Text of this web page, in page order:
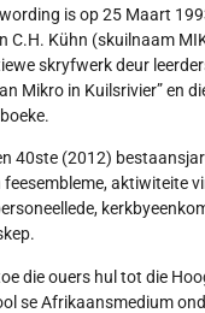
is op 25 Maart
C.H. Kühn (skuilnaam
skryfwerk deur
Mikro in Kuilsrivier” en
40ste (2012)
aktiwiteite
die ouers hul tot die
se Afrikaansmedium